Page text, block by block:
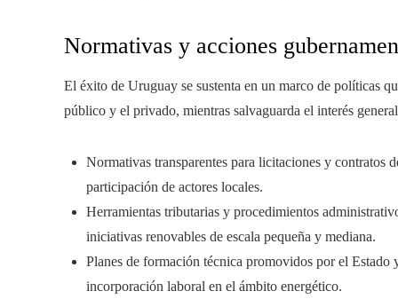
Normativas y acciones
El éxito de Uruguay se sustenta en un marco de políticas
público y el privado, mientras salvaguarda el interés
Normativas transparentes para licitaciones y contratos
participación de actores locales.
Herramientas tributarias y procedimientos
iniciativas renovables de escala pequeña y mediana.
Planes de formación técnica promovidos por el Estado
incorporación laboral en el ámbito energético.